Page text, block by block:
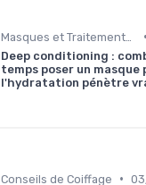
•
Deep conditioning :
temps poser un masque
l'hydratation pénètre
Conseils de Coiffage •